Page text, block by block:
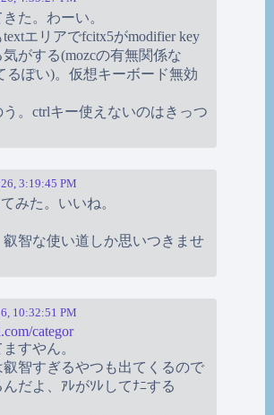
た。わーい。
エリアでfcitx5がmodifier key
がする(mozcの有無関係な
るぽい)。仮想キーボード無効
。ctrlキー使えないのはきっつ
3:19:45 PM
みた。いいね。
智な使い道しか思いつきませ
10:32:51 PM
categor
すやん。
智すぎるやつも出てくるので
だよ、ｱﾚがｿﾚしてﾅﾆする